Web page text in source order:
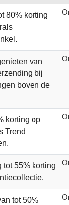
80% korting
van
bij
boven de
korting op
Trend
tot 55% korting
tot 50%